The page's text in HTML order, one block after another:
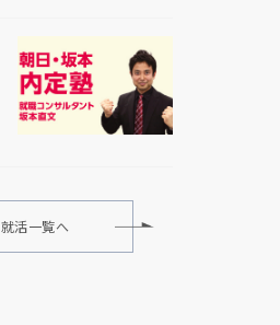
就活一覧へ